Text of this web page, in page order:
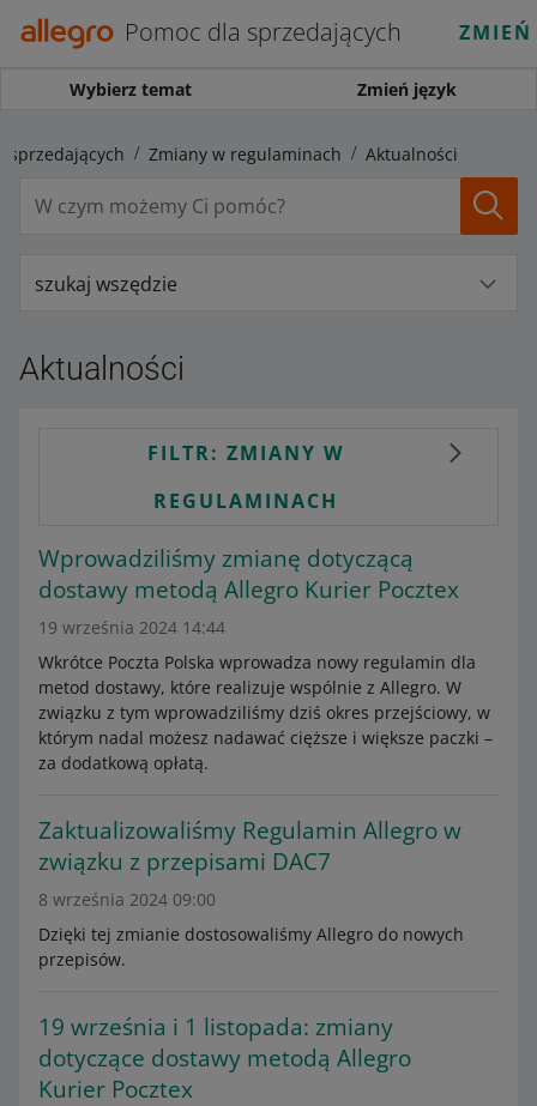
Pomoc dla sprzedających
Wybierz temat Zmień język
sprzedających Zmiany w regulaminach Aktualności
szukaj wszędzie
Aktualności
FILTR: ZMIANY W
REGULAMINACH
Wprowadziliśmy zmianę dotyczącą
dostawy metodą Allegro Kurier Pocztex
19 września 2024 14:44
Wkrótce Poczta Polska wprowadza nowy regulamin dla
metod dostawy, które realizuje wspólnie z Allegro. W
związku z tym wprowadziliśmy dziś okres przejściowy, w
którym nadal możesz nadawać cięższe i większe paczki –
za dodatkową opłatą.
Zaktualizowaliśmy Regulamin Allegro w
związku z przepisami DAC7
8 września 2024 09:00
Dzięki tej zmianie dostosowaliśmy Allegro do nowych
przepisów.
19 września i 1 listopada: zmiany
dotyczące dostawy metodą Allegro
Kurier Pocztex